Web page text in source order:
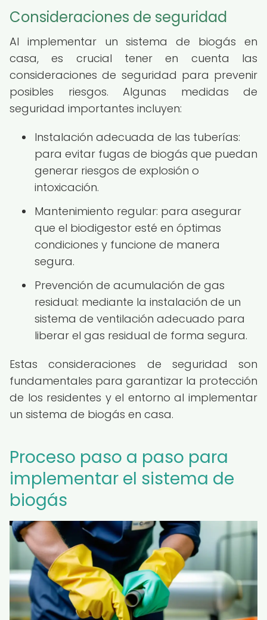
Consideraciones de seguridad
Al implementar un sistema de biogás en
casa, es crucial tener en cuenta las
consideraciones de seguridad para prevenir
posibles riesgos. Algunas medidas de
seguridad importantes incluyen:
Instalación adecuada de las tuberías:
para evitar fugas de biogás que puedan
generar riesgos de explosión o
intoxicación.
Mantenimiento regular: para asegurar
que el biodigestor esté en óptimas
condiciones y funcione de manera
segura.
Prevención de acumulación de gas
residual: mediante la instalación de un
sistema de ventilación adecuado para
liberar el gas residual de forma segura.
Estas consideraciones de seguridad son
fundamentales para garantizar la protección
de los residentes y el entorno al implementar
un sistema de biogás en casa.
Proceso paso a paso para
implementar el sistema de
biogás